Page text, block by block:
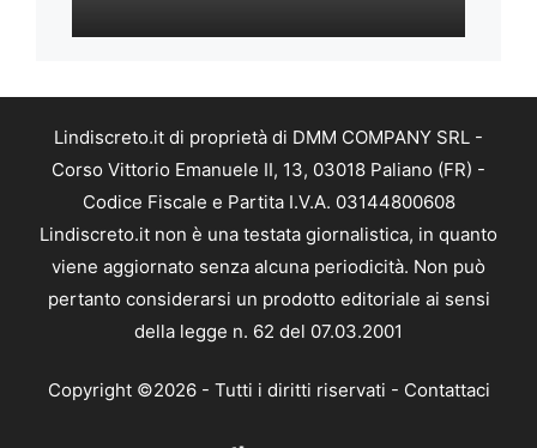
Lindiscreto.it di proprietà di DMM COMPANY SRL -
Corso Vittorio Emanuele II, 13, 03018 Paliano (FR) -
Codice Fiscale e Partita I.V.A. 03144800608
Lindiscreto.it non è una testata giornalistica, in quanto
viene aggiornato senza alcuna periodicità. Non può
pertanto considerarsi un prodotto editoriale ai sensi
della legge n. 62 del 07.03.2001
Copyright ©2026 - Tutti i diritti riservati - Contattaci